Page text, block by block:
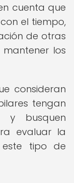
cuenta que
el tiempo,
de otras
los
consideran
tengan
y busquen
evaluar la
tipo de